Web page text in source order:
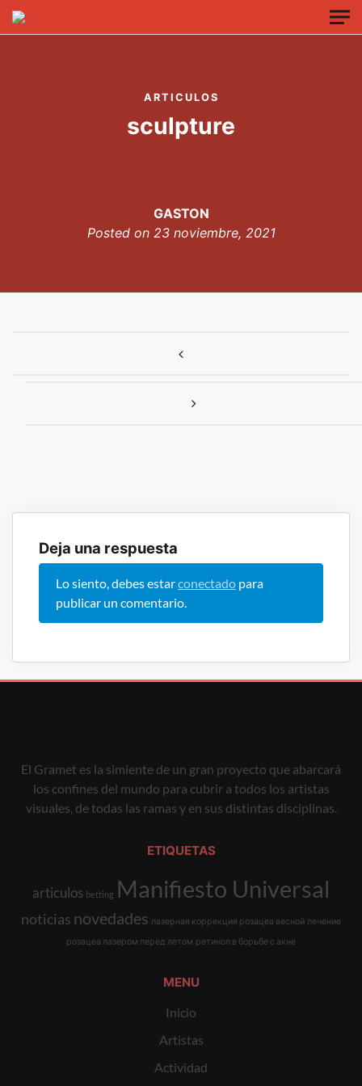
Skip to main content
ARTICULOS
sculpture
Posted on 23 noviembre, 2021
GASTON
Deja una respuesta
Lo siento, debes estarconectado para
publicar un comentario.
El Gramet es la simiente de un gran proyecto que abarcará
los confines del mundo para cubrir a todos los artistas
visuales, de todas las ramas y en sus distintas disciplinas.
ETIQUETAS
articulos betting Manifiesto Universal
noticias novedades лазерная коррекция розацеа весной лечение
розацеа лазером перед летом ретинол в борьбе с акне
MENU
Inicio
Artistas
Actividad